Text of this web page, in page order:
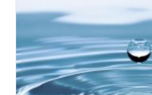
Inteligencia
Artificial
A
La
Smart
City
(1)